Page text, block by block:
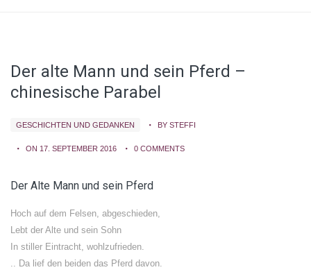
Der alte Mann und sein Pferd –
chinesische Parabel
GESCHICHTEN UND GEDANKEN BY STEFFI
ON 17. SEPTEMBER 2016 0 COMMENTS
Der Alte Mann und sein Pferd
Hoch auf dem Felsen, abgeschieden,
Lebt der Alte und sein Sohn
In stiller Eintracht, wohlzufrieden.
.. Da lief den beiden das Pferd davon.